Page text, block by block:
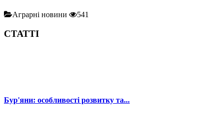
Аграрні новини 541
СТАТТІ
Бур'яни: особливості розвитку та...